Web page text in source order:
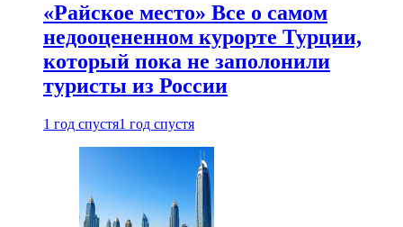
«Райское место» Все о самом
недооцененном курорте Турции,
который пока не заполонили
туристы из России
1 год спустя1 год спустя